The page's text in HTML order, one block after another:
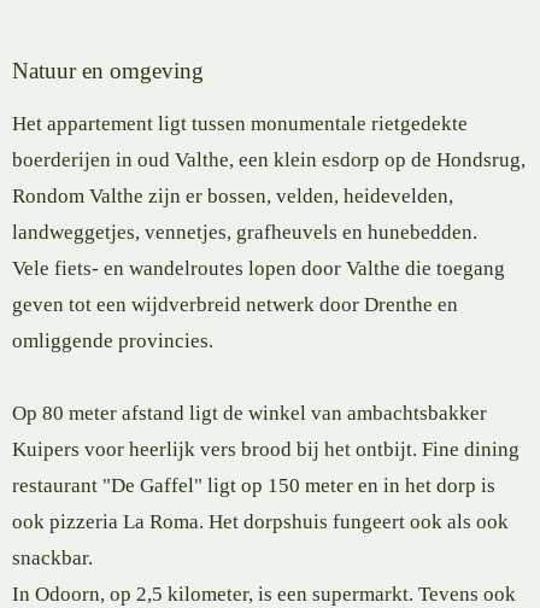
Natuur en omgeving
Het appartement ligt tussen monumentale rietgedekte
boerderijen in oud Valthe, een klein esdorp op de Hondsrug,
Rondom Valthe zijn er bossen, velden, heidevelden,
landweggetjes, vennetjes, grafheuvels en hunebedden.
Vele fiets- en wandelroutes lopen door Valthe die toegang
geven tot een wijdverbreid netwerk door Drenthe en
omliggende provincies.
Op 80 meter afstand ligt de winkel van ambachtsbakker
Kuipers voor heerlijk vers brood bij het ontbijt. Fine dining
restaurant "De Gaffel" ligt op 150 meter en in het dorp is
ook pizzeria La Roma. Het dorpshuis fungeert ook als ook
snackbar.
In Odoorn, op 2,5 kilometer, is een supermarkt. Tevens ook